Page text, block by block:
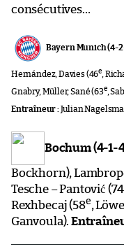
consécutives…
Bayern Munich (4-
Hernández, Davies (46e ,
Gnabry, Müller, Sané (63e,
Entraîneur :Julian
Bochum (4-1-
Bockhorn),
Tesche – Pantović (74
Rexhbecaj (58e,
Ganvoula).